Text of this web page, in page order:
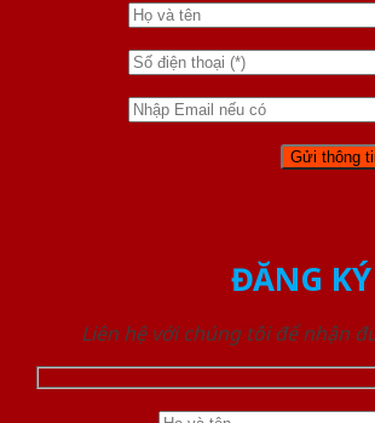
ĐĂNG
Liên hệ với chúng tôi để nhận